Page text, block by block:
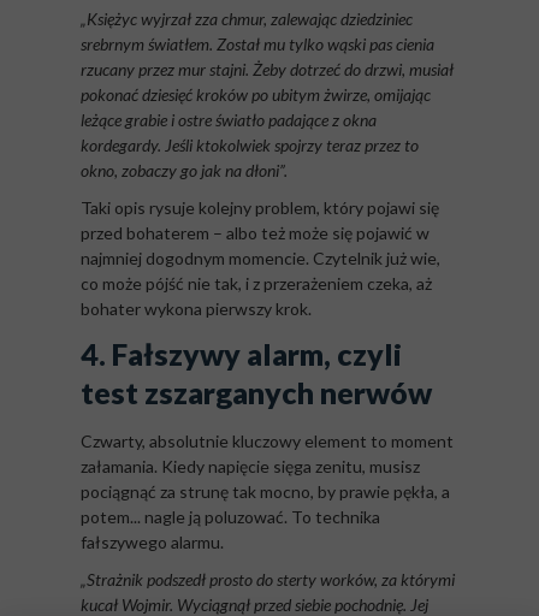
„Księżyc wyjrzał zza chmur, zalewając dziedziniec
srebrnym światłem. Został mu tylko wąski pas cienia
rzucany przez mur stajni. Żeby dotrzeć do drzwi, musiał
pokonać dziesięć kroków po ubitym żwirze, omijając
leżące grabie i ostre światło padające z okna
kordegardy. Jeśli ktokolwiek spojrzy teraz przez to
okno, zobaczy go jak na dłoni”.
Taki opis rysuje kolejny problem, który pojawi się
przed bohaterem – albo też może się pojawić w
najmniej dogodnym momencie. Czytelnik już wie,
co może pójść nie tak, i z przerażeniem czeka, aż
bohater wykona pierwszy krok.
4. Fałszywy alarm, czyli
test zszarganych nerwów
Czwarty, absolutnie kluczowy element to moment
załamania. Kiedy napięcie sięga zenitu, musisz
pociągnąć za strunę tak mocno, by prawie pękła, a
potem... nagle ją poluzować. To technika
fałszywego alarmu.
„Strażnik podszedł prosto do sterty worków, za którymi
kucał Wojmir. Wyciągnął przed siebie pochodnię. Jej